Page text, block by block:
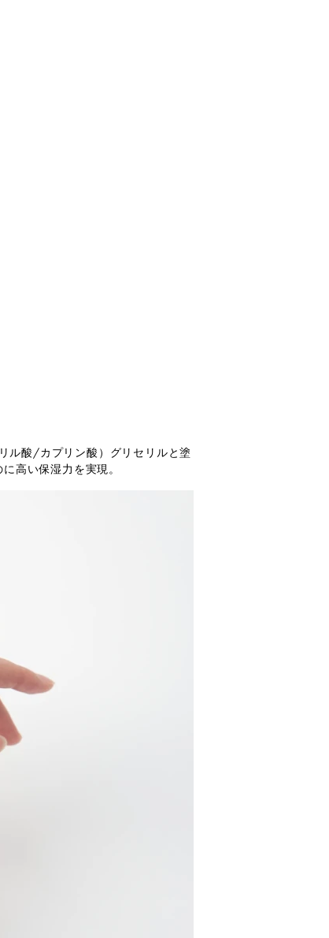
ル酸/カプリン酸）グリセリルと塗
高い保湿力を実現。